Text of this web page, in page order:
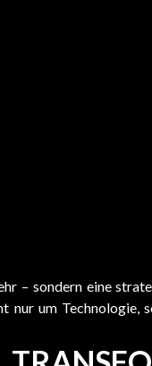
– sondern eine
um Technologie,